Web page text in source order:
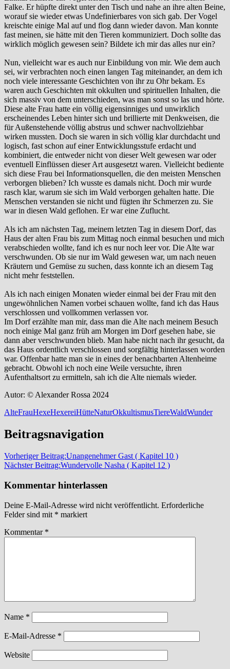
Falke. Er hüpfte direkt unter den Tisch und nahe an ihre alten Beine,
worauf sie wieder etwas Undefinierbares von sich gab. Der Vogel
kreischte einige Mal auf und flog dann wieder davon. Man konnte
fast meinen, sie hätte mit den Tieren kommuniziert. Doch sollte das
wirklich möglich gewesen sein? Bildete ich mir das alles nur ein?
Nun, vielleicht war es auch nur Einbildung von mir. Wie dem auch
sei, wir verbrachten noch einen langen Tag miteinander, an dem ich
noch viele interessante Geschichten von ihr zu Ohr bekam. Es
waren auch Geschichten mit okkulten und spirituellen Inhalten, die
sich massiv von dem unterschieden, was man sonst so las und hörte.
Diese alte Frau hatte ein völlig eigensinniges und unwirklich
erscheinendes Leben hinter sich und brillierte mit Denkweisen, die
für Außenstehende völlig abstrus und schwer nachvollziehbar
wirken mussten. Doch sie waren in sich völlig klar durchdacht und
logisch, fast schon auf einer Entwicklungsstufe erdacht und
kombiniert, die entweder nicht von dieser Welt gewesen war oder
eventuell Einflüssen dieser Art ausgesetzt waren. Vielleicht bediente
sich diese Frau bei Informationsquellen, die den meisten Menschen
verborgen blieben? Ich wusste es damals nicht. Doch mir wurde
rasch klar, warum sie sich im Wald verborgen gehalten hatte. Die
Menschen verstanden sie nicht und fügten ihr Schmerzen zu. Sie
war in diesen Wald geflohen. Er war eine Zuflucht.
Als ich am nächsten Tag, meinem letzten Tag in diesem Dorf, das
Haus der alten Frau bis zum Mittag noch einmal besuchen und mich
verabschieden wollte, fand ich es nur noch leer vor. Die Alte war
verschwunden. Ob sie nur im Wald gewesen war, um nach neuen
Kräutern und Gemüse zu suchen, dass konnte ich an diesem Tag
nicht mehr feststellen.
Als ich nach einigen Monaten wieder einmal bei der Frau mit den
ungewöhnlichen Namen vorbei schauen wollte, fand ich das Haus
verschlossen und vollkommen verlassen vor.
Im Dorf erzählte man mir, dass man die Alte nach meinem Besuch
noch einige Mal ganz früh am Morgen im Dorf gesehen habe, sie
dann aber verschwunden blieb. Man habe nicht nach ihr gesucht, da
das Haus ordentlich verschlossen und sorgfältig hinterlassen worden
war. Offenbar hatte man sie in eines der benachbarten Altenheime
gebracht. Obwohl ich noch eine Weile versuchte, ihren
Aufenthaltsort zu ermitteln, sah ich die Alte niemals wieder.
Autor: © Alexander Rossa 2024
AlteFrauHexeHexereiHütteNaturOkkultismusTiereWaldWunder
Beitragsnavigation
Vorheriger Beitrag:Unangenehmer Gast ( Kapitel 10 )
Nächster Beitrag:Wundervolle Nasha ( Kapitel 12 )
Kommentar hinterlassen
Deine E-Mail-Adresse wird nicht veröffentlicht. Erforderliche
Felder sind mit * markiert
Kommentar *
Name *
E-Mail-Adresse *
Website